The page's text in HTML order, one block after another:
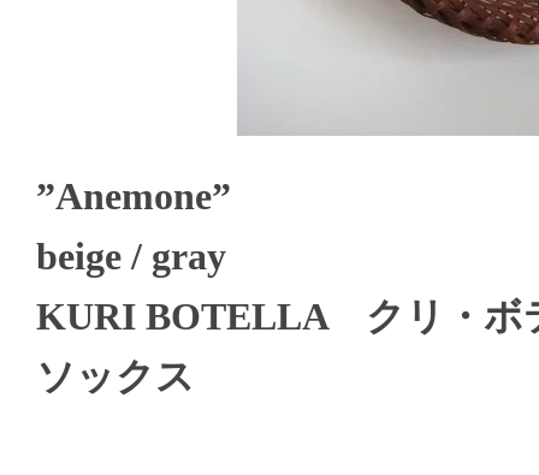
”Anemone”
beige / gray
KURI BOTELLA クリ・ボ
ソックス